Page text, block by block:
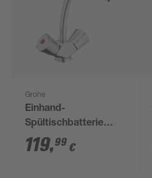
Grohe
Einhand-
Spültischbatterie
'Costa' verchromt
119,99 €